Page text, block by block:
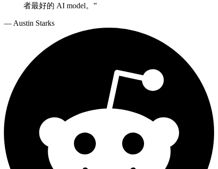
者最好的 AI model。 ”
— Austin Starks